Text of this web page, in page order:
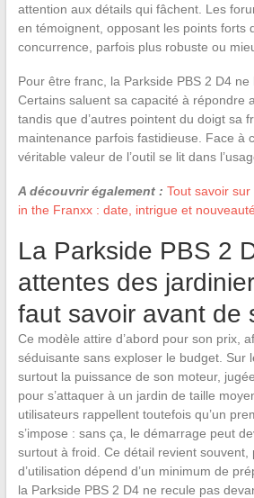
attention aux détails qui fâchent. Les
en témoignent, opposant les points forts
concurrence, parfois plus robuste ou
Pour être franc, la Parkside PBS 2 D4 ne
Certains saluent sa capacité à répondre
tandis que d’autres pointent du doigt sa
maintenance parfois fastidieuse. Face à
véritable valeur de l’outil se lit dans
A découvrir également : Tout savoir
in the Franxx : date, intrigue et
La Parkside PBS 2
attentes des
faut savoir avant de
Ce modèle attire d’abord pour son prix,
séduisante sans exploser le budget. Sur
surtout la puissance de son moteur,
pour s’attaquer à un jardin de taille
utilisateurs rappellent toutefois qu’un
s’impose : sans ça, le démarrage peut
surtout à froid. Ce détail revient souvent,
d’utilisation dépend d’un minimum de
la Parkside PBS 2 D4 ne recule pas